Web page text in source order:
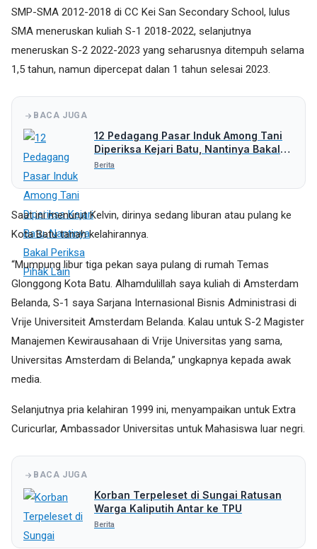
SMP-SMA 2012-2018 di CC Kei San Secondary School, lulus
SMA meneruskan kuliah S-1 2018-2022, selanjutnya
meneruskan S-2 2022-2023 yang seharusnya ditempuh selama
1,5 tahun, namun dipercepat dalan 1 tahun selesai 2023.
BACA JUGA
12 Pedagang Pasar Induk Among Tani
Diperiksa Kejari Batu, Nantinya Bakal
Periksa Pihak Lain
Berita
Saat ini menurut Kelvin, dirinya sedang liburan atau pulang ke
Kota Batu tanah kelahirannya.
“Mumpung libur tiga pekan saya pulang di rumah Temas
Glonggong Kota Batu. Alhamdulillah saya kuliah di Amsterdam
Belanda, S-1 saya Sarjana Internasional Bisnis Administrasi di
Vrije Universiteit Amsterdam Belanda. Kalau untuk S-2 Magister
Manajemen Kewirausahaan di Vrije Universitas yang sama,
Universitas Amsterdam di Belanda,” ungkapnya kepada awak
media.
Selanjutnya pria kelahiran 1999 ini, menyampaikan untuk Extra
Curicurlar, Ambassador Universitas untuk Mahasiswa luar negri.
BACA JUGA
Korban Terpeleset di Sungai Ratusan
Warga Kaliputih Antar ke TPU
Berita